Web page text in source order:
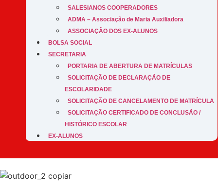
SALESIANOS COOPERADORES
ADMA – Associação de Maria Auxiliadora
ASSOCIAÇÃO DOS EX-ALUNOS
BOLSA SOCIAL
SECRETARIA
PORTARIA DE ABERTURA DE MATRÍCULAS
SOLICITAÇÃO DE DECLARAÇÃO DE
ESCOLARIDADE
SOLICITAÇÃO DE CANCELAMENTO DE MATRÍCULA
SOLICITAÇÃO CERTIFICADO DE CONCLUSÃO /
HISTÓRICO ESCOLAR
EX-ALUNOS